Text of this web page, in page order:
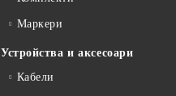
Маркери
Устройства и аксесоари
Кабели